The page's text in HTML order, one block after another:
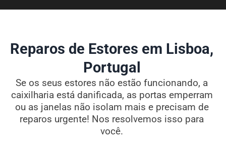
Reparos de Estores em Lisboa,
Portugal
Se os seus estores não estão funcionando, a
caixilharia está danificada, as portas emperram
ou as janelas não isolam mais e precisam de
reparos urgente! Nos resolvemos isso para
você.